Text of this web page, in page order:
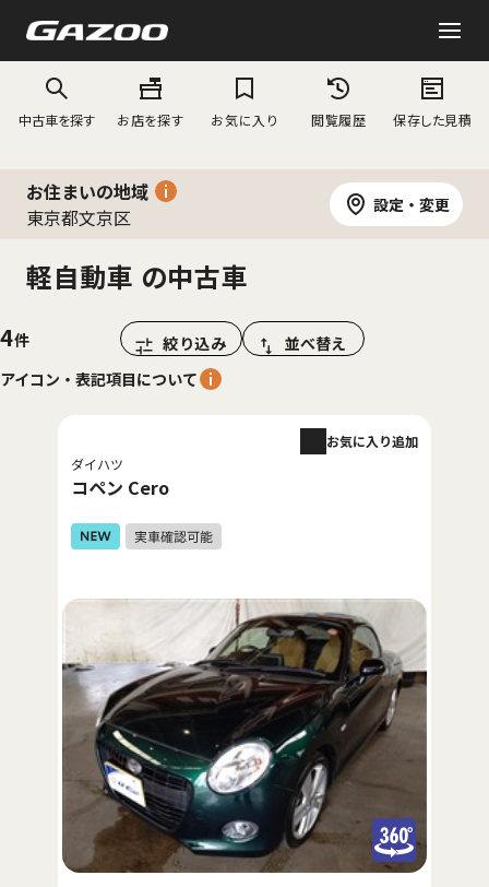
中古車を探す お店を探す お気に入り 閲覧履歴 保存した見積
お住まいの地域
東京都文京区
設定・変更
軽自動車 の中古車
4 絞り込み
並べ替え
アイコン・表記項目について
ダイハツ
コペン Cero
お気に入り追加